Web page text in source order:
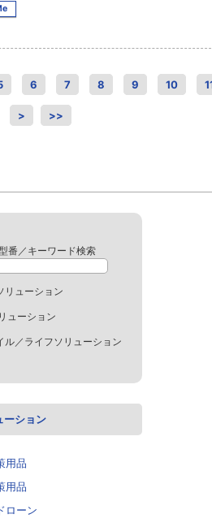
6 7 8 9 10
> >>
番／キーワード検索
リューション
ューション
ル／ライフソリューション
ーション
用品
用品
ローン